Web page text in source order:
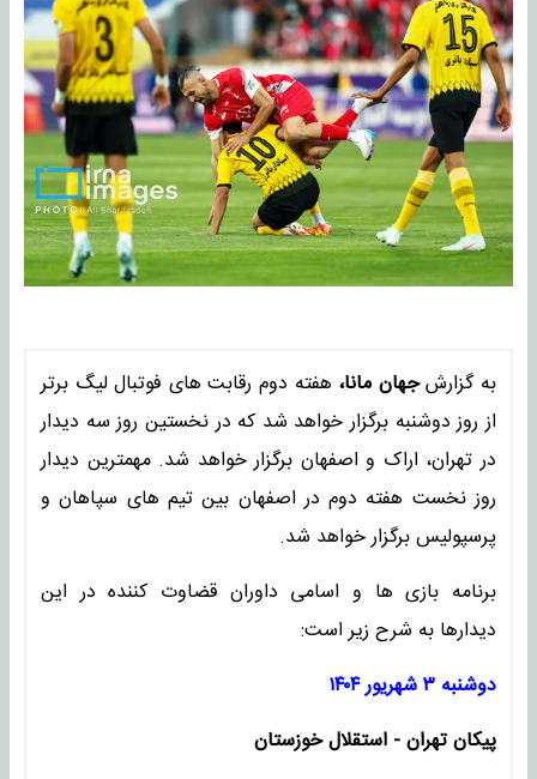
به گزارشجهان مانا، هفته دوم رقابت های فوتبال لیگ برتر
از روز دوشنبه برگزار خواهد شد که در نخستین روز سه دیدار
در تهران، اراک و اصفهان برگزار خواهد شد. مهمترین دیدار
روز نخست هفته دوم در اصفهان بین تیم های سپاهان و
پرسپولیس برگزار خواهد شد.
برنامه بازی ها و اسامی داوران قضاوت کننده در این
دیدارها به شرح زیر است:
دوشنبه ۳ شهریور ۱۴۰۴
پیکان تهران - استقلال خوزستان